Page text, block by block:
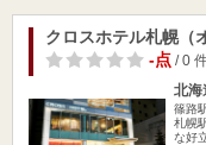
クロスホテル札幌（
-点/ 0
北海
篠路
札幌
な好